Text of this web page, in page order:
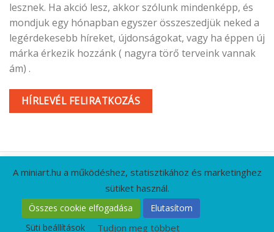
lesznek. Ha akció lesz, akkor szólunk mindenképp, és
mondjuk egy hónapban egyszer összeszedjük neked a
legérdekesebb híreket, újdonságokat, vagy ha éppen új
márka érkezik hozzánk ( nagyra törő terveink vannak
ám) .
HÍRLEVÉL FELIRATKOZÁS
KAPCSOLAT GYIK CÉGADATOK
ÁSZF
ADATVÉDELMI IRÁNYELVEK
RÓLUNK
Minden jog fenntartva 2026 ©
A miniart.hu a működéshez, statisztikához és marketinghez
sütiket használ.
Összes cookie elfogadása
Elutasítom
Süti beállítások
Tudjon meg többet